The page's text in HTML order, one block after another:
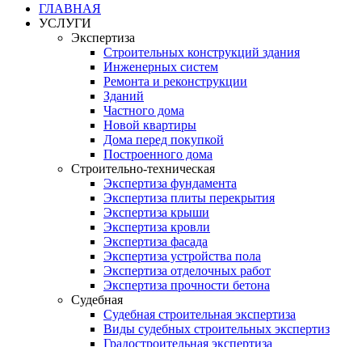
ГЛАВНАЯ
УСЛУГИ
Экспертиза
Строительных конструкций здания
Инженерных систем
Ремонта и реконструкции
Зданий
Частного дома
Новой квартиры
Дома перед покупкой
Построенного дома
Строительно-техническая
Экспертиза фундамента
Экспертиза плиты перекрытия
Экспертиза крыши
Экспертиза кровли
Экспертиза фасада
Экспертиза устройства пола
Экспертиза отделочных работ
Экспертиза прочности бетона
Судебная
Судебная строительная экспертиза
Виды судебных строительных экспертиз
Градостроительная экспертиза